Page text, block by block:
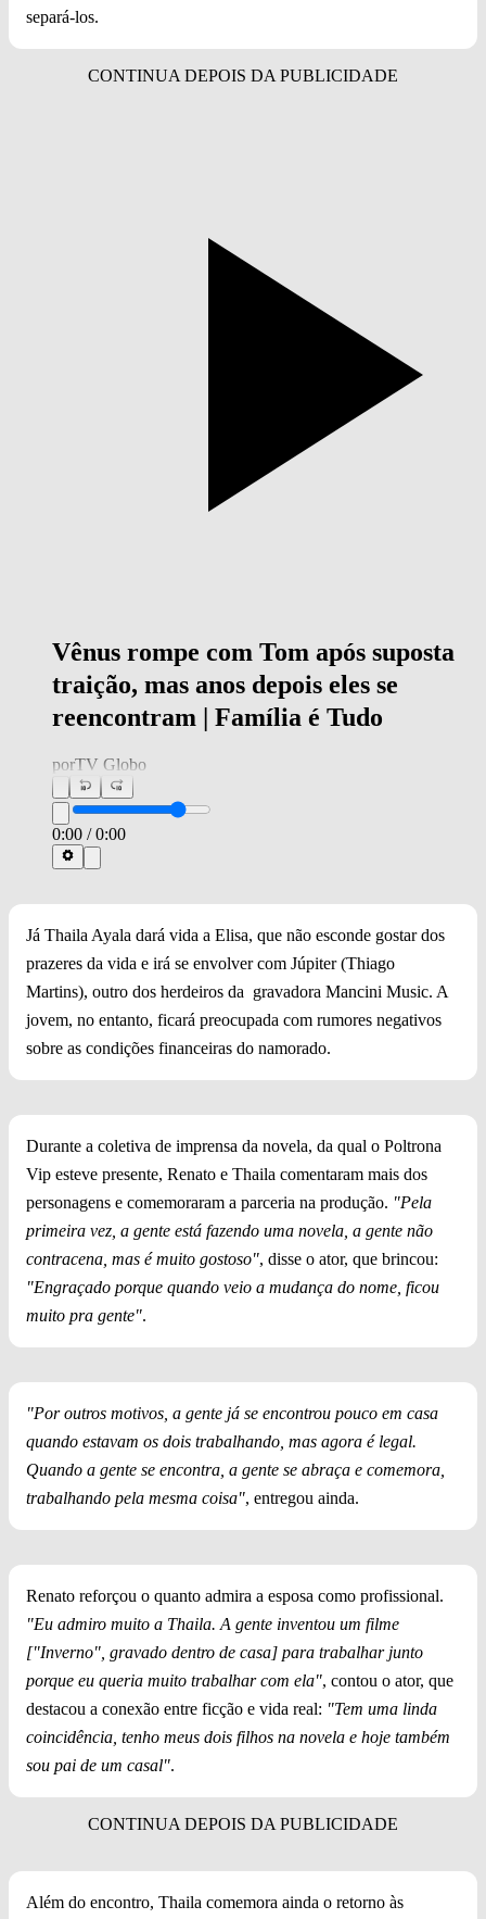
separá-los.
Vênus rompe com Tom após suposta
traição, mas anos depois eles se
reencontram | Família é Tudo
porTV Globo
0:00 /0:00
Já Thaila Ayala dará vida a Elisa, que não esconde gostar dos
prazeres da vida e irá se envolver com Júpiter (Thiago
Martins), outro dos herdeiros da gravadora Mancini Music. A
jovem, no entanto, ficará preocupada com rumores negativos
sobre as condições financeiras do namorado.
Durante a coletiva de imprensa da novela, da qual o Poltrona
Vip esteve presente, Renato e Thaila comentaram mais dos
personagens e comemoraram a parceria na produção. "Pela
primeira vez, a gente está fazendo uma novela, a gente não
contracena, mas é muito gostoso", disse o ator, que brincou:
"Engraçado porque quando veio a mudança do nome, ficou
muito pra gente".
"Por outros motivos, a gente já se encontrou pouco em casa
quando estavam os dois trabalhando, mas agora é legal.
Quando a gente se encontra, a gente se abraça e comemora,
trabalhando pela mesma coisa", entregou ainda.
Renato reforçou o quanto admira a esposa como profissional.
"Eu admiro muito a Thaila. A gente inventou um filme
["Inverno", gravado dentro de casa] para trabalhar junto
porque eu queria muito trabalhar com ela", contou o ator, que
destacou a conexão entre ficção e vida real: "Tem uma linda
coincidência, tenho meus dois filhos na novela e hoje também
sou pai de um casal".
Além do encontro, Thaila comemora ainda o retorno às